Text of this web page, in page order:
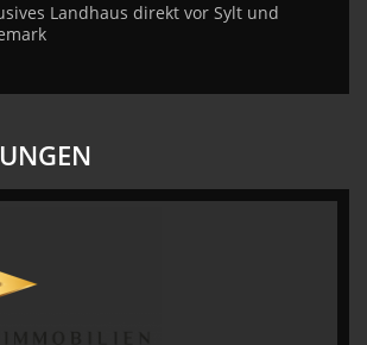
Landhaus direkt vor Sylt und